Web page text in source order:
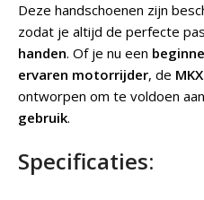
Deze handschoenen zijn
zodat je altijd de perfecte
handen. Of je nu een
ervaren motorrijder, de
ontworpen om te voldoen
gebruik.
Specificaties: